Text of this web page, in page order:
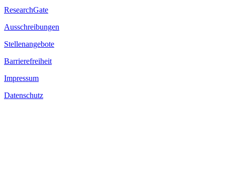
ResearchGate
Ausschreibungen
Stellenangebote
Barrierefreiheit
Impressum
Datenschutz